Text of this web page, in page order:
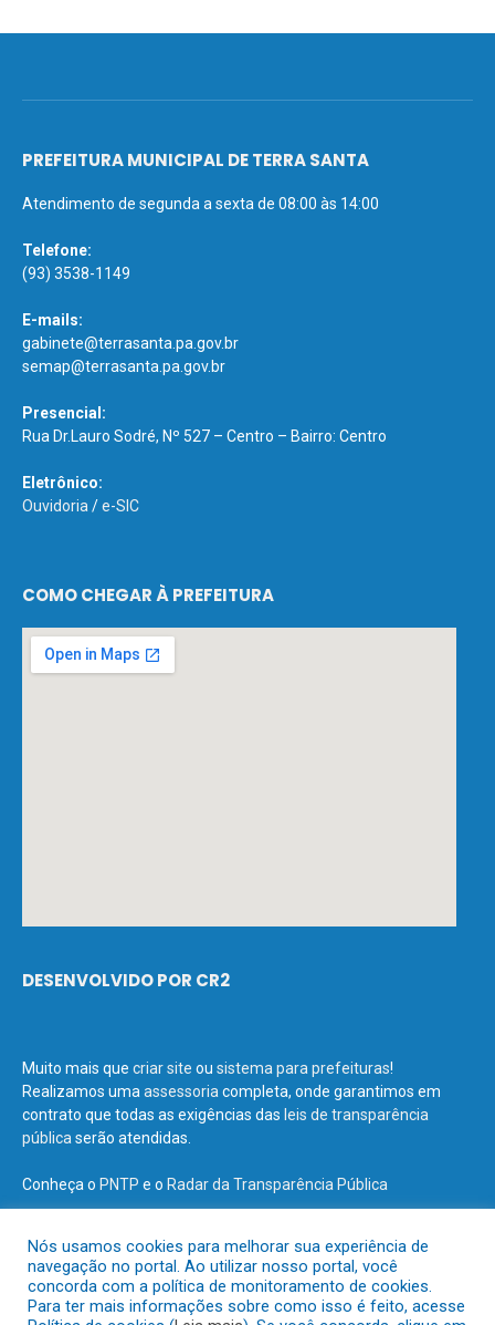
PREFEITURA MUNICIPAL DE TERRA SANTA
Atendimento de segunda a sexta de 08:00 às 14:00
Telefone:
(93) 3538-1149
E-mails:
gabinete@terrasanta.pa.gov.br
semap@terrasanta.pa.gov.br
Presencial:
Rua Dr.Lauro Sodré, Nº 527 – Centro – Bairro: Centro
Eletrônico:
Ouvidoria /e-SIC
COMO CHEGAR À PREFEITURA
DESENVOLVIDO POR CR2
Muito mais que criar site ou sistema para prefeituras!
Realizamos uma assessoria completa, onde garantimos em
contrato que todas as exigências das leis de transparência
pública serão atendidas.
Conheça o PNTP e o Radar da Transparência Pública
Todos os direitos reservados a Prefeitura Municipal de Terra Santa.
Nós usamos cookies para melhorar sua experiência de
navegação no portal. Ao utilizar nosso portal, você
concorda com a política de monitoramento de cookies.
Para ter mais informações sobre como isso é feito, acesse